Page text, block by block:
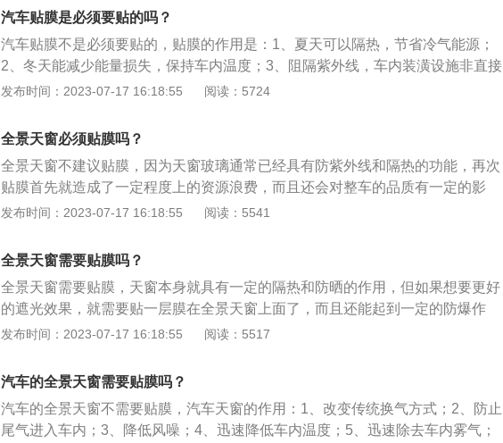
得前后座位都有天窗的感受。3、概述：全景天窗，并未对车身的安全性带来本
质性的影响，因此其已经成为中高端汽车的一个亮点。然而，由于全景天窗尺寸
更大，对车身的结构、冲压件的精度、车身的制造工艺等，都提出了更高的要
求。
汽车贴膜是必须要贴的吗？
汽车贴膜不是必须要贴的，贴膜的作用是：1、夏天可以隔热，节省冷气能源；
2、冬天能减少能量损失，保持车内温度；3、阻隔紫外线，车内装潢设施非直接
照晒，可以延长其寿命及品质；4、降低眩光，保证驾车安全、舒适。贴膜后的
热丝；3、不可用指甲、尖锐物将膜边缘拨开，以免污物进入；4、一到两周内勿
将吸盘式物品吸附在车膜上；5、膜面气泡、移位、视线模糊需要及时让专业技
师处理，以免影响行车安全。
发布时间：2023-07-17 16:18:55 阅读：5724
全景天窗必须贴膜吗？
全景天窗不建议贴膜，因为天窗玻璃通常已经具有防紫外线和隔热的功能，再次
贴膜首先就造成了一定程度上的资源浪费，而且还会对整车的品质有一定的影
响。例如天窗贴膜后增加了玻璃的整体厚度，再加上施工不好的情况下，容易导
贴在汽车玻璃上用于美观、安全、隔热的膜。其基本性能包括安全、清晰、防眩
光、隔紫外线、隔热、防划伤、足够的保质期及保护隐私。
发布时间：2023-07-17 16:18:55 阅读：5541
全景天窗需要贴膜吗？
全景天窗需要贴膜，天窗本身就具有一定的隔热和防晒的作用，但如果想要更好
的遮光效果，就需要贴一层膜在全景天窗上面了，而且还能起到一定的防爆作
用。天窗在贴膜之后，实际上会增加玻璃的整体厚度，如果贴得不好，往往会出
冰冻的情况下强行打开天窗，这样会损坏到天窗的电机；2、在颠簸的道路中不
要完全打开天窗，否则会因天窗与滑轨之间的震动太大而引起相关部件的变形，
甚至会损坏到电机。
发布时间：2023-07-17 16:18:55 阅读：5517
汽车的全景天窗需要贴膜吗？
汽车的全景天窗不需要贴膜，汽车天窗的作用：1、改变传统换气方式；2、防止
尾气进入车内；3、降低风噪；4、迅速降低车内温度；5、迅速除去车内雾气；